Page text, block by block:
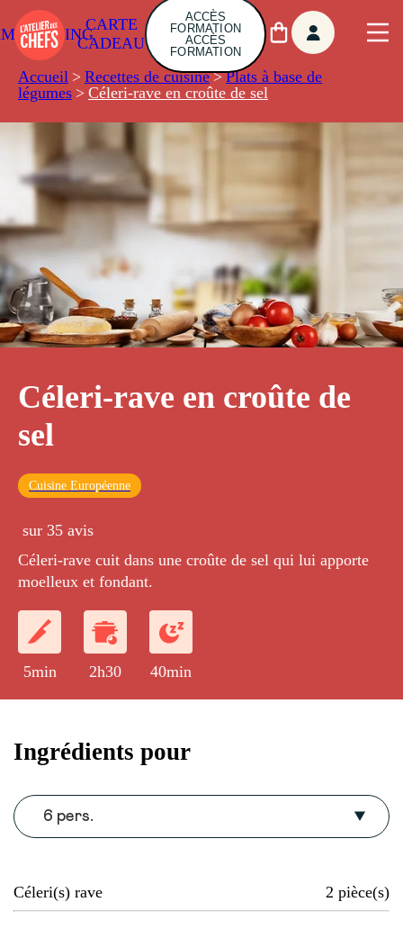
CARTE
CADEAU
ACCÈS
FORMATION
ACCÈS
FORMATION
Accueil > Recettes de cuisine > Plats à base de
légumes > Céleri-rave en croûte de sel
Céleri-rave en croûte de
sel
Cuisine Européenne
sur 35 avis
Céleri-rave cuit dans une croûte de sel qui lui apporte
moelleux et fondant.
5min 2h30 40min
Ingrédients pour
6 pers.
Céleri(s) rave 2 pièce(s)